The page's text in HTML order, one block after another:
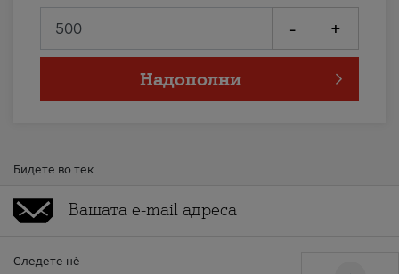
- +
Надополни
Бидете во тек
Следете нè